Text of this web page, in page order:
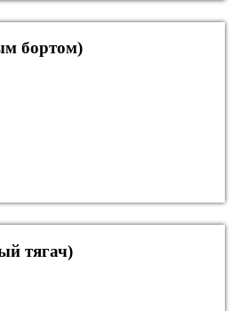
бортом)
тягач)